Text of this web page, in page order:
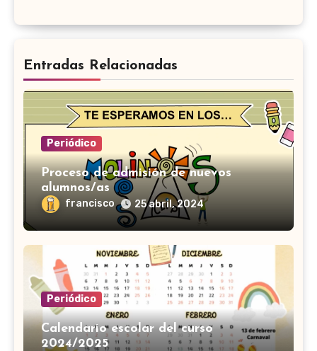
Entradas Relacionadas
Periódico
Proceso de admisión de nuevos
alumnos/as
francisco 25 abril, 2024
Periódico
Calendario escolar del curso
2024/2025